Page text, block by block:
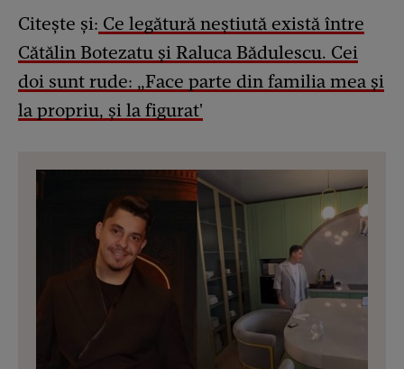
Citește și: Ce legătură neștiută există între
Cătălin Botezatu și Raluca Bădulescu. Cei
doi sunt rude: „Face parte din familia mea și
la propriu, și la figurat'